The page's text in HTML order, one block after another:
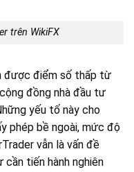
trên WikiFX
được điểm số thấp từ
đồng nhà đầu tư
yếu tố này cho
phép bề ngoài, mức độ
vẫn là vấn đề
cần tiến hành nghiên